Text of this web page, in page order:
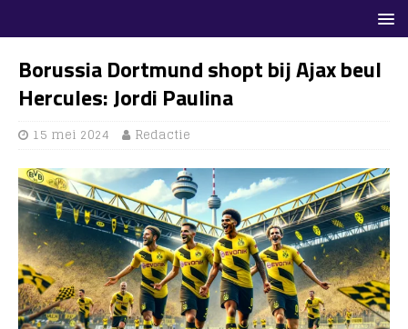
Borussia Dortmund shopt bij Ajax beul
Hercules: Jordi Paulina
15 mei 2024 Redactie